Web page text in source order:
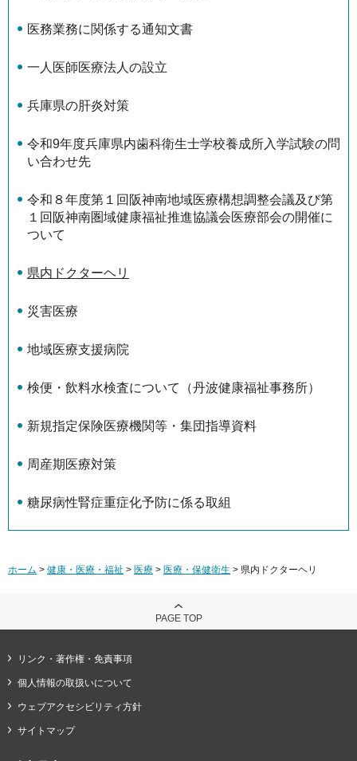
医務業務に関係する通知文書
一人医師医療法人の設立
兵庫県の肝炎対策
令和9年度兵庫県内歯科衛生士学校養成所入学試験の問
い合わせ先
令和８年度第１回阪神南地域医療構想調整会議及び第
１回阪神南圏域健康福祉推進協議会医療部会の開催に
ついて
県内ドクターヘリ
災害医療
地域医療支援病院
検便・飲料水検査について（丹波健康福祉事務所）
新規指定保険医療機関等・集団指導資料
周産期医療対策
糖尿病性腎症重症化予防に係る取組
ホーム > 健康・医療・福祉 > 医療 > 医療・保健衛生 > 県内ドクターヘリ
PAGE TOP
リンク・著作権・免責事項
個人情報の取扱いについて
ウェブアクセシビリティ方針
サイトマップ